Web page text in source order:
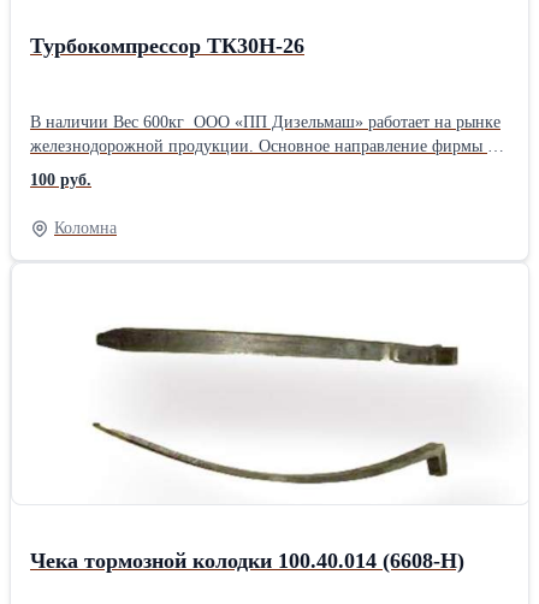
Турбокомпрессор ТК30Н-26
В наличии Вес 600кг ООО «ПП Дизельмаш» работает на рынке
железнодорожной продукции. Основное направление фирмы –
комплексная поставка железнодорожного оборудования, а также
капитальный ремонт маневровых тепловозов серии ТГМ, ТЭМ.
ООО «ПП Дизельмаш» имеет возможность проводить ремонт
тепловозов и дизелей в заводских условиях, а также силами
выездной бригады по месту приписки тепловоза.
100 руб.
Коломна
Чека тормозной колодки 100.40.014 (6608-Н)